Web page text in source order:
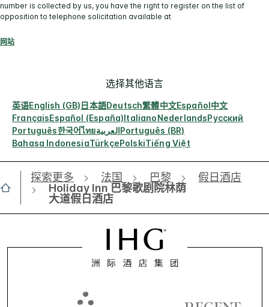
number is collected by us, you have the right to register on the list of
opposition to telephone solicitation available at
网站
选择其他语言
英语English (GB)日本語Deutsch繁體中文Español中文
FrançaisEspañol (España)ItalianoNederlandsРусский
Português한국어ไทยالعربيةPortuguês (BR)
Bahasa IndonesiaTürkçePolskiTiếng Việt
探索更多 法国 巴黎
假日酒店
Holiday Inn 巴黎歌剧院林荫
大道假日酒店